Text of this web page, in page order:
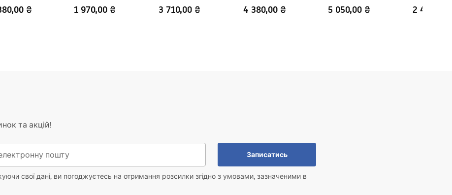
₴ 1 970,00 ₴ 3 710,00 ₴ 4 380,00 ₴ 5 050,00 ₴ 2 470,00
та акцій!
Записатись
свої дані, ви погоджуєтесь на отримання розсилки згідно з умовами, зазначеними в